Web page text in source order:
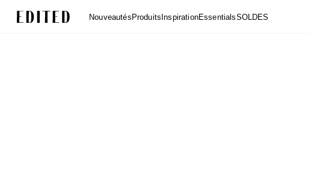
NouveautésProduitsInspirationEssentialsSOLDES